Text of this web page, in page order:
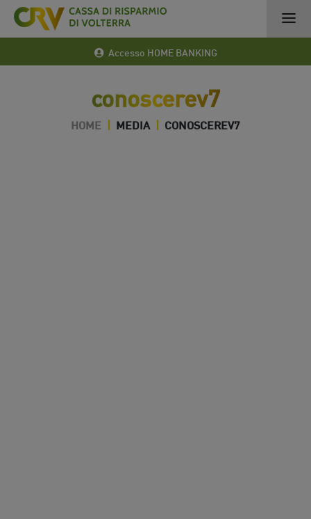
Accesso HOME BANKING
conoscerev7
HOME | MEDIA | CONOSCEREV7